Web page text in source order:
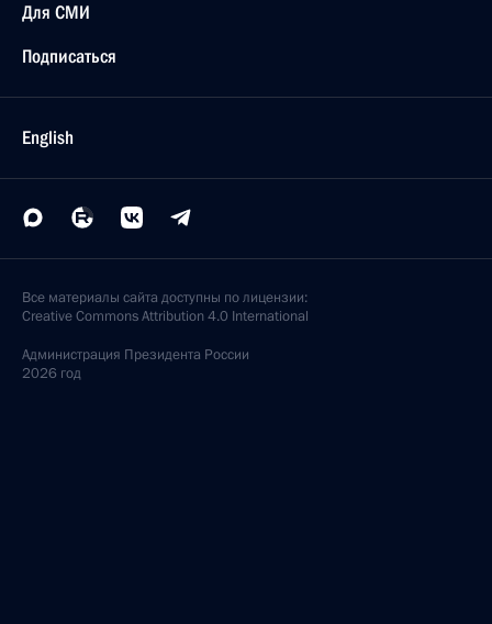
Для СМИ
Подписаться
English
Все материалы сайта доступны по лицензии:
Creative Commons Attribution 4.0 International
Администрация Президента России
2026 год